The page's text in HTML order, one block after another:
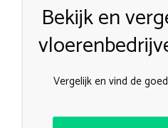
Bekijk en
Vergelijk en vind de